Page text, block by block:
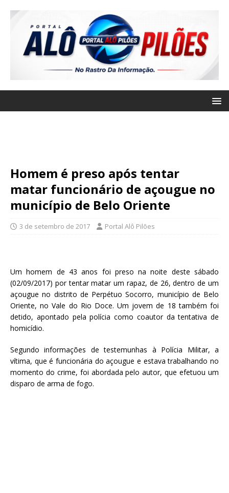
Homem é preso após tentar
matar funcionário de açougue no
município de Belo Oriente
3 de setembro de 2017 Portal Alô Pilões
Um homem de 43 anos foi preso na noite deste sábado
(02/09/2017) por tentar matar um rapaz, de 26, dentro de um
açougue no distrito de Perpétuo Socorro, município de Belo
Oriente, no Vale do Rio Doce. Um jovem de 18 também foi
detido, apontado pela polícia como coautor da tentativa de
homicídio.
Segundo informações de testemunhas à Polícia Militar, a
vítima, que é funcionária do açougue e estava trabalhando no
momento do crime, foi abordada pelo autor, que efetuou um
disparo de arma de fogo.